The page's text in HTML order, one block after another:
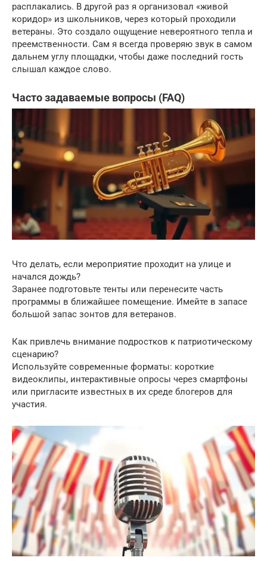
расплакались. В другой раз я организовал «живой
коридор» из школьников, через который проходили
ветераны. Это создало ощущение невероятного тепла и
преемственности. Сам я всегда проверяю звук в самом
дальнем углу площадки, чтобы даже последний гость
слышал каждое слово.
Часто задаваемые вопросы (FAQ)
Что делать, если мероприятие проходит на улице и
начался дождь?
Заранее подготовьте тенты или перенесите часть
программы в ближайшее помещение. Имейте в запасе
большой запас зонтов для ветеранов.
Как привлечь внимание подростков к патриотическому
сценарию?
Используйте современные форматы: короткие
видеоклипы, интерактивные опросы через смартфоны
или пригласите известных в их среде блогеров для
участия.